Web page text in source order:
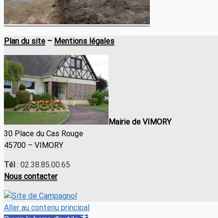
Plan du site – Mentions légales
Mairie de VIMORY
30 Place du Cas Rouge
45700 – VIMORY
Tél : 02.38.85.00.65
Nous contacter
Aller au contenu principal